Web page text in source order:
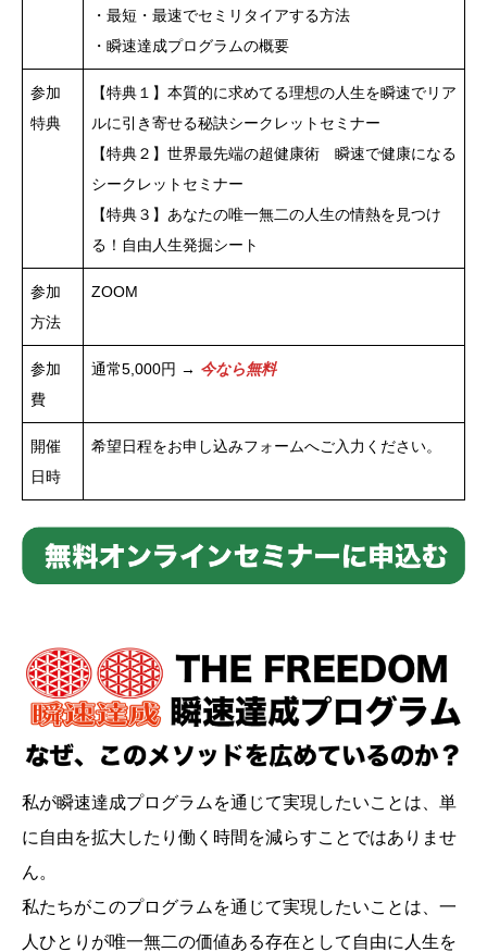
・最短・最速でセミリタイアする方法
・瞬速達成プログラムの概要
参加
特典
【特典１】本質的に求めてる理想の人生を瞬速でリア
ルに引き寄せる秘訣シークレットセミナー
【特典２】世界最先端の超健康術 瞬速で健康になる
シークレットセミナー
【特典３】あなたの唯一無二の人生の情熱を見つけ
る！自由人生発掘シート
参加
方法
ZOOM
参加
費
通常5,000円 → 今なら無料
開催
日時
希望日程をお申し込みフォームへご入力ください。
私が瞬速達成プログラムを通じて実現したいことは、単
に自由を拡大したり働く時間を減らすことではありませ
ん。
私たちがこのプログラムを通じて実現したいことは、一
人ひとりが唯一無二の価値ある存在として自由に人生を